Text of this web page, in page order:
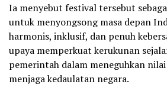
Ia menyebut festival tersebut
untuk menyongsong masa depan
harmonis, inklusif, dan penuh
upaya memperkuat kerukunan
pemerintah dalam meneguhkan
menjaga kedaulatan negara.